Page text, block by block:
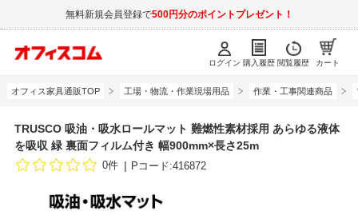
無料新規会員登録で500円分のポイントプレゼント！
ログイン 購入履歴 閲覧履歴 カート
オフィス家具通販TOP 工場・物流・作業現場用品 作業・工事関連商品
TRUSCO 吸油・吸水ロールマット 難燃性素材採用 あらゆる液体
を吸収 緑 裏面フィルム付き 幅900mm×長さ25m
0件 Pコード:416872